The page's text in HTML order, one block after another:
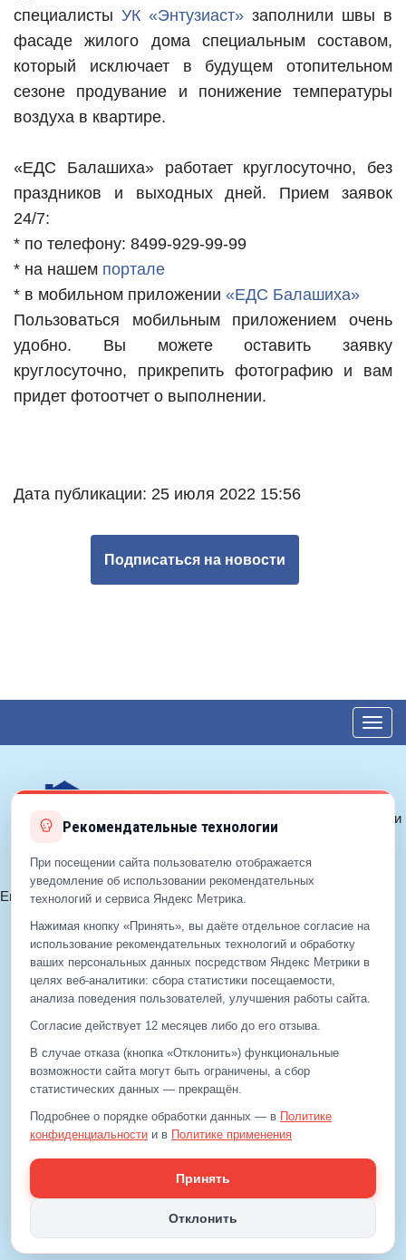
специалисты УК «Энтузиаст» заполнили швы в
фасаде жилого дома специальным составом,
который исключает в будущем отопительном
сезоне продувание и понижение температуры
воздуха в квартире.
«ЕДС Балашиха» работает круглосуточно, без
праздников и выходных дней. Прием заявок
24/7:
* по телефону: 8499-929-99-99
* на нашем портале
* в мобильном приложении «ЕДС Балашиха»
Пользоваться мобильным приложением очень
удобно. Вы можете оставить заявку
круглосуточно, прикрепить фотографию и вам
придет фотоотчет о выполнении.
Дата публикации: 25 июля 2022 15:56
Подписаться на новости
© 2017—2026 ЕДС-Балашиха
Политика конфиденциальности
Согласие на обработку ПДн
Email:info@eds-balashiha.ru
+7 (495)512-00-11
+7 (499)929-99-99
+7 (495)512-00-11
Email:info@eds-balashiha.ru
Рекомендательные технологии
При посещении сайта пользователю отображается
уведомление об использовании рекомендательных
технологий и сервиса Яндекс Метрика.
Нажимая кнопку «Принять», вы даёте отдельное согласие на
использование рекомендательных технологий и обработку
ваших персональных данных посредством Яндекс Метрики в
целях веб‑аналитики: сбора статистики посещаемости,
анализа поведения пользователей, улучшения работы сайта.
Согласие действует 12 месяцев либо до его отзыва.
В случае отказа (кнопка «Отклонить») функциональные
возможности сайта могут быть ограничены, а сбор
статистических данных — прекращён.
Подробнее о порядке обработки данных — в Политике
конфиденциальности и в Политике применения
Принять
Отклонить